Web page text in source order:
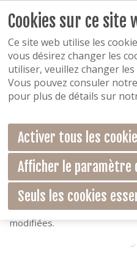
Clause de non-
Clause de non-
Notre site web a été
n’en demeure pas moins
soient complets, corrects
ne peut pas être engagée
ces informations ou des
Les données telles que
confèrent aucun droit ; elles
purement informatif, sans
garantie de notre part, et
modifiées.
Cookies sur ce site
Ce site web utilise les
vous désirez changer les
utiliser, veuillez changer
Vous pouvez consuler notre
pour plus de détails sur
Activer tous les
Afficher le paramètre
Seuls les cookies